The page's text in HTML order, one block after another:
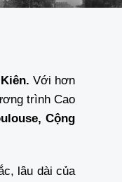
Với hơn
trình Cao
Cộng
lâu dài của